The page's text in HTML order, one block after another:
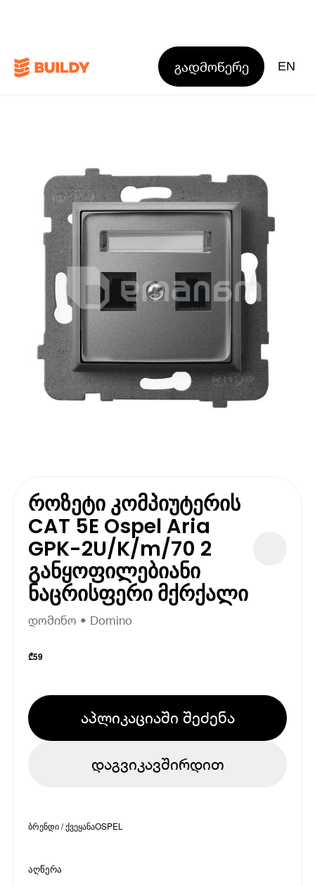
გადმოწერე EN
როზეტი კომპიუტერის
CAT 5E Ospel Aria
GPK-2U/K/m/70 2
განყოფილებიანი
ნაცრისფერი მქრქალი
დომინო • Domino
₾59
აპლიკაციაში შეძენა
დაგვიკავშირდით
ბრენდი / ქვეყანაOSPEL
აღწერა